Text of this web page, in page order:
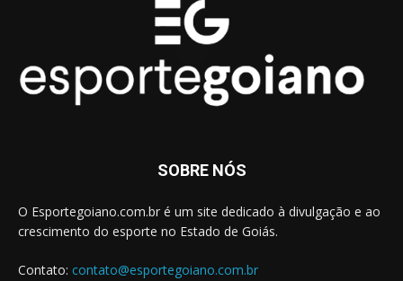
SOBRE NÓS
O Esportegoiano.com.br é um site dedicado à divulgação e ao
crescimento do esporte no Estado de Goiás.
Contato: contato@esportegoiano.com.br